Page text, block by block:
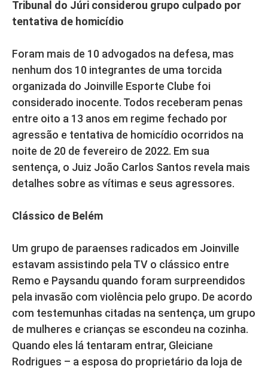
Tribunal do Júri considerou grupo culpado por
tentativa de homicídio
Foram mais de 10 advogados na defesa, mas
nenhum dos 10 integrantes de uma torcida
organizada do Joinville Esporte Clube foi
considerado inocente. Todos receberam penas
entre oito a 13 anos em regime fechado por
agressão e tentativa de homicídio ocorridos na
noite de 20 de fevereiro de 2022. Em sua
sentença, o Juiz João Carlos Santos revela mais
detalhes sobre as vítimas e seus agressores.
Clássico de Belém
Um grupo de paraenses radicados em Joinville
estavam assistindo pela TV o clássico entre
Remo e Paysandu quando foram surpreendidos
pela invasão com violência pelo grupo. De acordo
com testemunhas citadas na sentença, um grupo
de mulheres e crianças se escondeu na cozinha.
Quando eles lá tentaram entrar, Gleiciane
Rodrigues – a esposa do proprietário da loja de